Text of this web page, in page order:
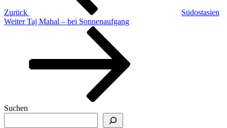
Zurück
Südostasien
Nächster
Weiter Taj Mahal – bei Sonnenaufgang
Suchen